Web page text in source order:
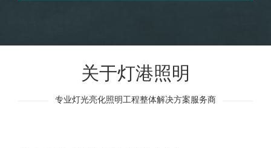
关于灯港照明
专业灯光亮化照明工程整体解决方案服务商